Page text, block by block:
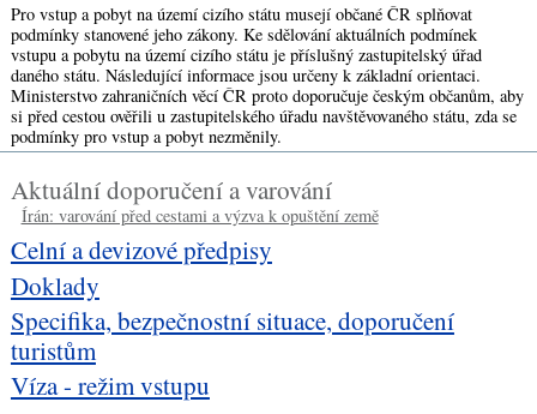
Pro vstup a pobyt na území cizího státu musejí občané ČR splňovat
podmínky stanovené jeho zákony. Ke sdělování aktuálních podmínek
vstupu a pobytu na území cizího státu je příslušný zastupitelský úřad
daného státu. Následující informace jsou určeny k základní orientaci.
Ministerstvo zahraničních věcí ČR proto doporučuje českým občanům, aby
si před cestou ověřili u zastupitelského úřadu navštěvovaného státu, zda se
podmínky pro vstup a pobyt nezměnily.
Aktuální doporučení a varování
Írán: varování před cestami a výzva k opuštění země
Celní a devizové předpisy
Doklady
Specifika, bezpečnostní situace, doporučení
turistům
Víza - režim vstupu